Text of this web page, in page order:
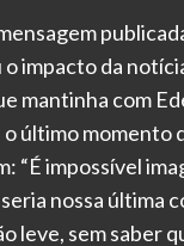
impacto da
mantinha com
último momento
“É impossível
nossa última
leve, sem saber